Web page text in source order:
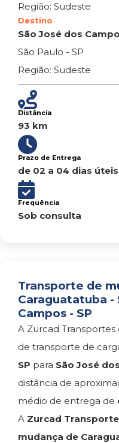
Região: Sudeste
Destino
São José dos
São Paulo - SP
Região: Sudeste
Distância
93 km
Prazo de Entrega
de 02 a 04 dias úteis
Frequência
Sob consulta
Transporte de
Caraguatatuba -
Campos - SP
A Zurcad
de transporte de
SP para São José
distância de
médio de entrega de
A Zurcad
mudança de